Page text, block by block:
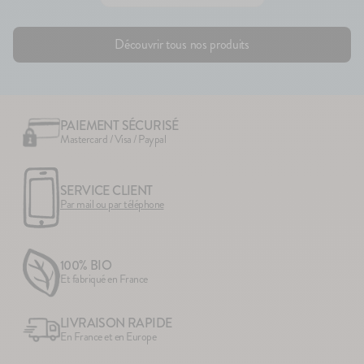
Découvrir tous nos produits
PAIEMENT SÉCURISÉ
Mastercard / Visa / Paypal
SERVICE CLIENT
Par mail ou par téléphone
100% BIO
Et fabriqué en France
LIVRAISON RAPIDE
En France et en Europe